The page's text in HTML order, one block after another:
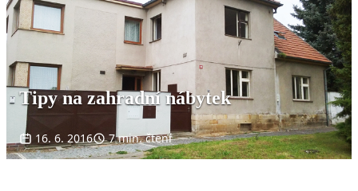
Tipy na zahradní nábytek
16. 6. 2016 7 min. čtení